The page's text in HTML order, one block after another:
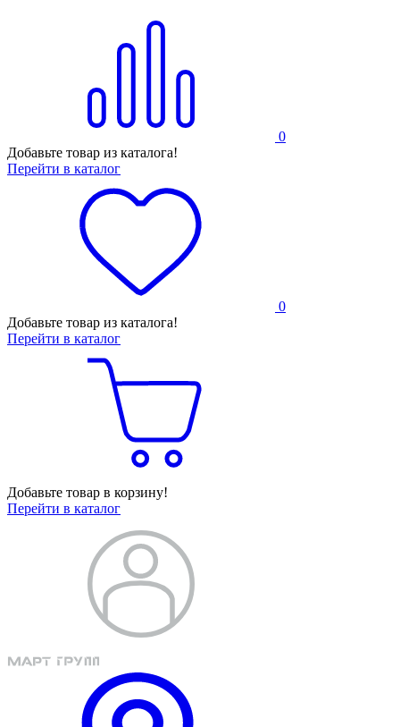
0
Добавьте товар из каталога!
Перейти в каталог
0
Добавьте товар из каталога!
Перейти в каталог
Добавьте товар в корзину!
Перейти в каталог